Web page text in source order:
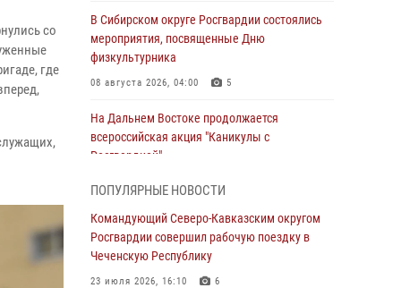
со
где
В Сибирском округе Росгвардии состоялись
мероприятия, посвященные Дню
физкультурника
08 августа 2026, 04:00 5
На Дальнем Востоке продолжается
всероссийская акция "Каникулы с
Росгвардией"
Заместитель директора Росгвардии генерал-
полковник Владислав Ершов поздравил
военнослужащих и сотрудников ведомства с
Днем физкультурника
ПОПУЛЯРНЫЕ НОВОСТИ
Командующий Северо-Кавказским округом
Росгвардии совершил рабочую поездку в
Чеченскую Республику
23 июля 2026, 16:10 6